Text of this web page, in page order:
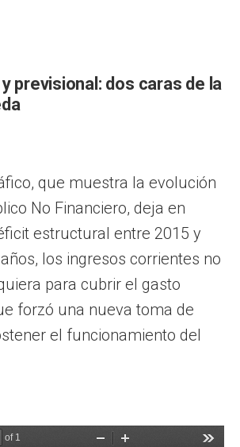
previsional: dos caras de la
que muestra la evolución
No Financiero, deja en
estructural entre 2015 y
los ingresos corrientes no
para cubrir el gasto
forzó una nueva toma de
el funcionamiento del